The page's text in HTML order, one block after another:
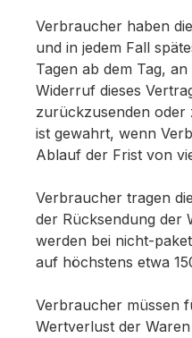
Verbraucher haben
und in jedem Fall
Tagen ab dem Tag,
Widerruf dieses
zurückzusenden oder
ist gewahrt, wenn
Ablauf der Frist von
Verbraucher tragen
der Rücksendung der
werden bei nicht-
auf höchstens etwa
Verbraucher müssen
Wertverlust der